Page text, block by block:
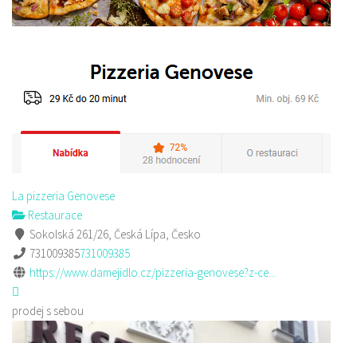
La pizzeria Genovese
Restaurace
Sokolská 261/26, Česká Lípa, Česko
731009385731009385
https://www.damejidlo.cz/pizzeria-genovese?z-ce...
prodej s sebou